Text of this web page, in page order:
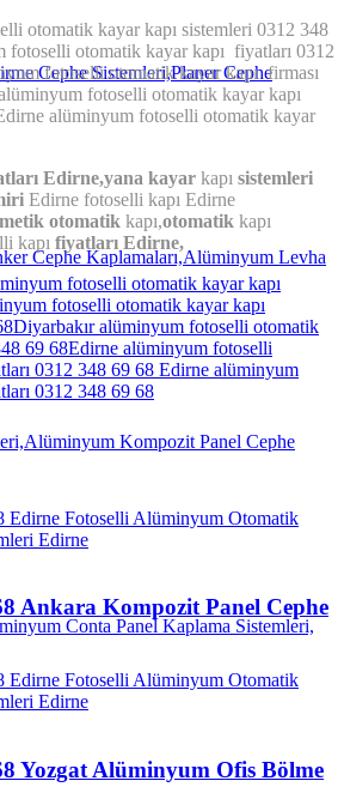
otomatik kayar kapı sistemleri 0312 348
fotoselli otomatik kayar kapı fiyatları 0312
fotoselli otomatik kayar kapı firması
fotoselli otomatik kayar kapı
alüminyum fotoselli otomatik kayar
Edirne,yana kayar kapı sistemleri
Edirne fotoselli kapı Edirne
otomatik kapı,otomatik kapı
kapı fiyatları Edirne,
fotoselli otomatik kayar kapı
fotoselli otomatik kayar kapı
Diyarbakır alüminyum fotoselli otomatik
69 68Edirne alüminyum fotoselli
0312 348 69 68 Edirne alüminyum
0312 348 69 68
Ankara Kompozit Panel Cephe
Yozgat Alüminyum Ofis Bölme